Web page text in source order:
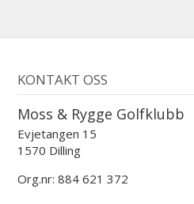
KONTAKT OSS
Moss & Rygge Golfklubb
Evjetangen 15
1570 Dilling
Org.nr: 884 621 372